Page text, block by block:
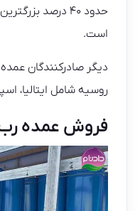
حدود ۴۰ درصد
است.
دیگر صادرکنندگان
روسیه شامل ایتالیا،
فروش عمده رب